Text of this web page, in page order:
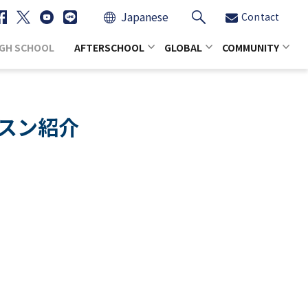
Japanese Contact
SCHOOL AFTERSCHOOL GLOBAL COMMUNITY
ン紹介